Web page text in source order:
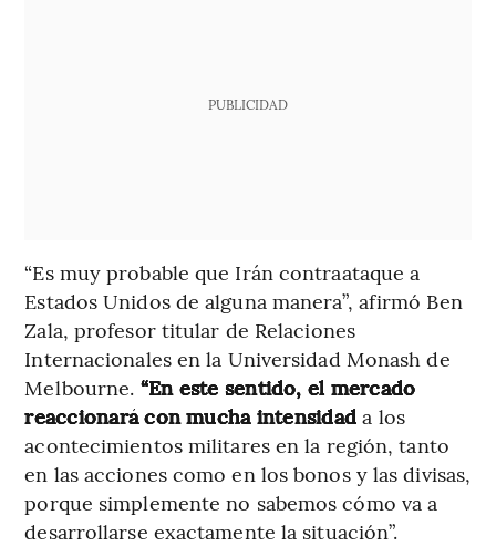
PUBLICIDAD
“Es muy probable que Irán contraataque a
Estados Unidos de alguna manera”, afirmó Ben
Zala, profesor titular de Relaciones
Internacionales en la Universidad Monash de
Melbourne. “En este sentido, el mercado
reaccionará con mucha intensidada los
acontecimientos militares en la región, tanto
en las acciones como en los bonos y las divisas,
porque simplemente no sabemos cómo va a
desarrollarse exactamente la situación”.